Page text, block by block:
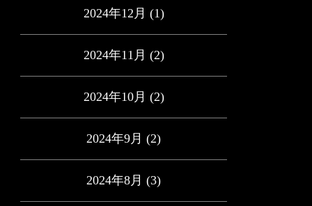
2024年12月 (1)
2024年11月 (2)
2024年10月 (2)
2024年9月 (2)
2024年8月 (3)